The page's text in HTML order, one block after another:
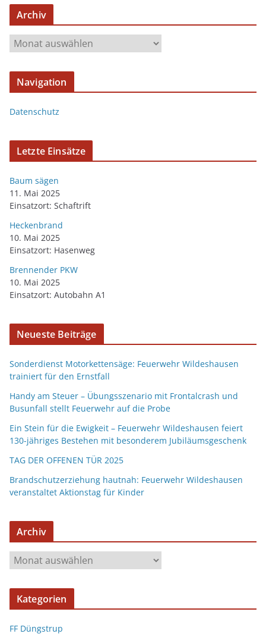
Archiv
Navigation
Datenschutz
Letzte Einsätze
Baum sägen
11. Mai 2025
Einsatzort: Schaftrift
Heckenbrand
10. Mai 2025
Einsatzort: Hasenweg
Brennender PKW
10. Mai 2025
Einsatzort: Autobahn A1
Neueste Beiträge
Sonderdienst Motorkettensäge: Feuerwehr Wildeshausen
trainiert für den Ernstfall
Handy am Steuer – Übungsszenario mit Frontalcrash und
Busunfall stellt Feuerwehr auf die Probe
Ein Stein für die Ewigkeit – Feuerwehr Wildeshausen feiert
130-jähriges Bestehen mit besonderem Jubiläumsgeschenk
TAG DER OFFENEN TÜR 2025
Brandschutzerziehung hautnah: Feuerwehr Wildeshausen
veranstaltet Aktionstag für Kinder
Archiv
Kategorien
FF Düngstrup